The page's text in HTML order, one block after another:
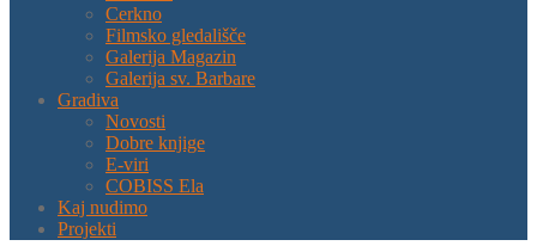
Cerkno
Filmsko gledališče
Galerija Magazin
Galerija sv. Barbare
Gradiva
Novosti
Dobre knjige
E-viri
COBISS Ela
Kaj nudimo
Projekti